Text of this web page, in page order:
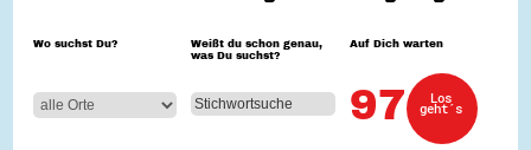
Zeig uns dein Ehrenamt
Wettbewerb | Trikotwettbewerb
Wettbewerb | 80 Jahre Hessen - Engagement
Wo suchst Du?
Weißt du schon genau,
was Du suchst?
Auf Dich warten
97 Los
geht´s